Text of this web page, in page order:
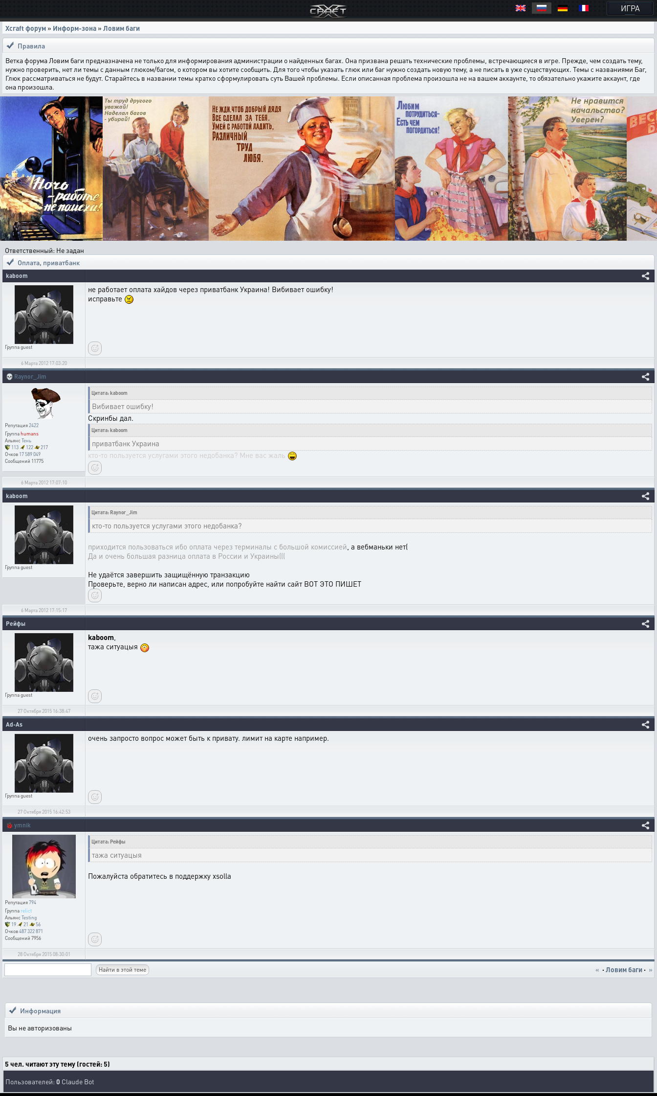
ИГРА
Xcraft форум » Информ-зона » Ловим баги
Правила
Ветка форума Ловим баги предназначена не только для информирования администрации о найденных багах. Она призвана решать технические проблемы, встречающиеся в игре. Прежде, чем создать тему,
нужно проверить, нет ли темы с данным глюком/багом, о котором вы хотите сообщить. Для того чтобы указать глюк или баг нужно создать новую тему, а не писать в уже существующих. Темы с названиями Баг,
Глюк рассматриваться не будут. Старайтесь в названии темы кратко сформулировать суть Вашей проблемы. Если описанная проблема произошла не на вашем аккаунте, то обязательно укажите аккаунт, где
она произошла.
Ответственный: Не задан
Оплата, приватбанк
kaboom
Группаguest
не работает оплата хайдов через приватбанк Украина! Вибивает ошибку!
исправьте
6 Марта 2012 17:03:20
💀 Raynor_Jim
Репутация2422
Группаhumans
АльянсТень
113
122
217
Очков 17 589 049
Сообщений 11775
Цитата: kaboom
Вибивает ошибку!
Скринбы дал.
Цитата: kaboom
приватбанк Украина
кто-то пользуется услугами этого недобанка? Мне вас жаль
6 Марта 2012 17:07:10
kaboom
Группаguest
Цитата: Raynor_Jim
кто-то пользуется услугами этого недобанка?
приходится пользоваться ибо оплата через терминалы с большой комиссией, а вебманьки нет(
Да и очень большая разница оплата в России и Украины(((
Не удаётся завершить защищённую транзакцию
Проверьте, верно ли написан адрес, или попробуйте найти сайт ВОТ ЭТО ПИШЕТ
6 Марта 2012 17:15:17
Рейфы
Группаguest
kaboom,
тажа ситуацыя
27 Октября 2015 16:38:47
Ad-As
Группаguest
очень запросто вопрос может быть к привату. лимит на карте например.
27 Октября 2015 16:42:53
🐞 ymnik
Репутация794
Группа relict
АльянсTesting
19
21
56
Очков487 322 871
Сообщений 7956
Цитата: Рейфы
тажа ситуацыя
Пожалуйста обратитесь в поддержку xsolla
28 Октября 2015 08:30:01
« · Ловим баги · »
Информация
Вы не авторизованы
5 чел. читают эту тему (гостей: 5)
Пользователей: 0 Claude Bot